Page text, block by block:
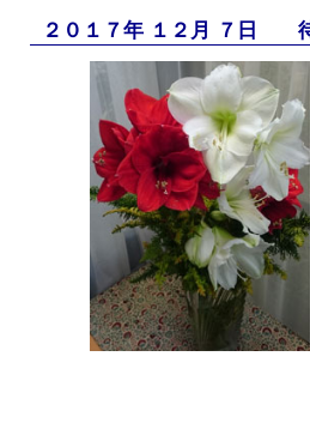
２０１７年 １２月 ７日